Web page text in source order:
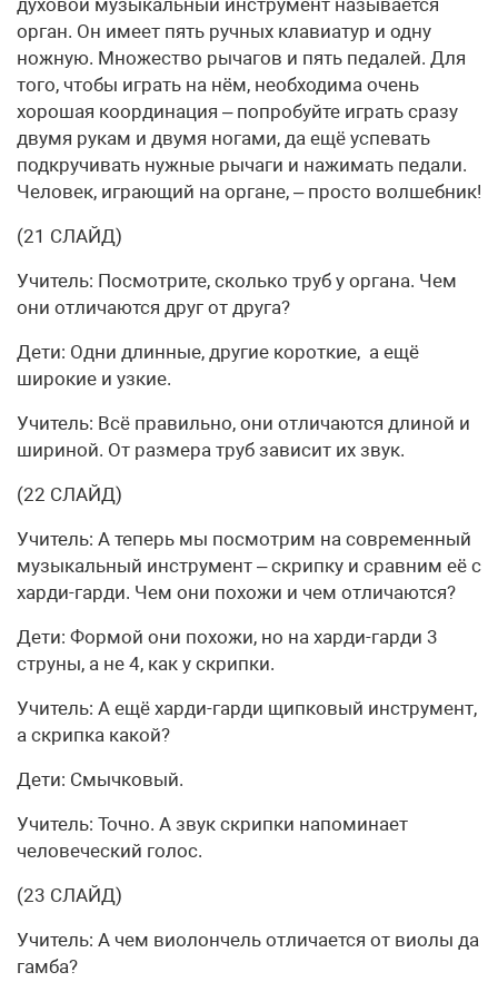
духовой музыкальный инструмент называется
орган. Он имеет пять ручных клавиатур и одну
ножную. Множество рычагов и пять педалей. Для
того, чтобы играть на нём, необходима очень
хорошая координация – попробуйте играть сразу
двумя рукам и двумя ногами, да ещё успевать
подкручивать нужные рычаги и нажимать педали.
Человек, играющий на органе, – просто волшебник!
(21 СЛАЙД)
Учитель: Посмотрите, сколько труб у органа. Чем
они отличаются друг от друга?
Дети: Одни длинные, другие короткие, а ещё
широкие и узкие.
Учитель: Всё правильно, они отличаются длиной и
шириной. От размера труб зависит их звук.
(22 СЛАЙД)
Учитель: А теперь мы посмотрим на современный
музыкальный инструмент – скрипку и сравним её с
харди-гарди. Чем они похожи и чем отличаются?
Дети: Формой они похожи, но на харди-гарди 3
струны, а не 4, как у скрипки.
Учитель: А ещё харди-гарди щипковый инструмент,
а скрипка какой?
Дети: Смычковый.
Учитель: Точно. А звук скрипки напоминает
человеческий голос.
(23 СЛАЙД)
Учитель: А чем виолончель отличается от виолы да
гамба?